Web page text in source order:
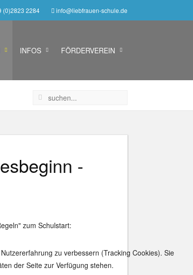
(0)2823 2284 info@liebfrauen-schule.de
INFOS FÖRDERVEREIN
-
zum Schulstart:
zu verbessern (Tracking Cookies). Sie
der Seite zur Verfügung stehen.